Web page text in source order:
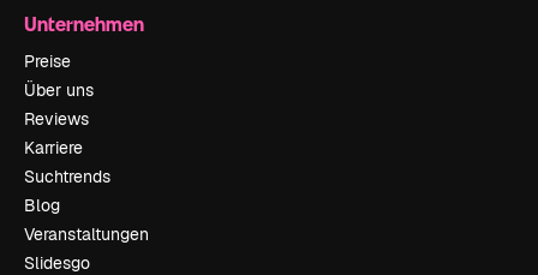
Unternehmen
Preise
Über uns
Reviews
Karriere
Suchtrends
Blog
Veranstaltungen
Slidesgo